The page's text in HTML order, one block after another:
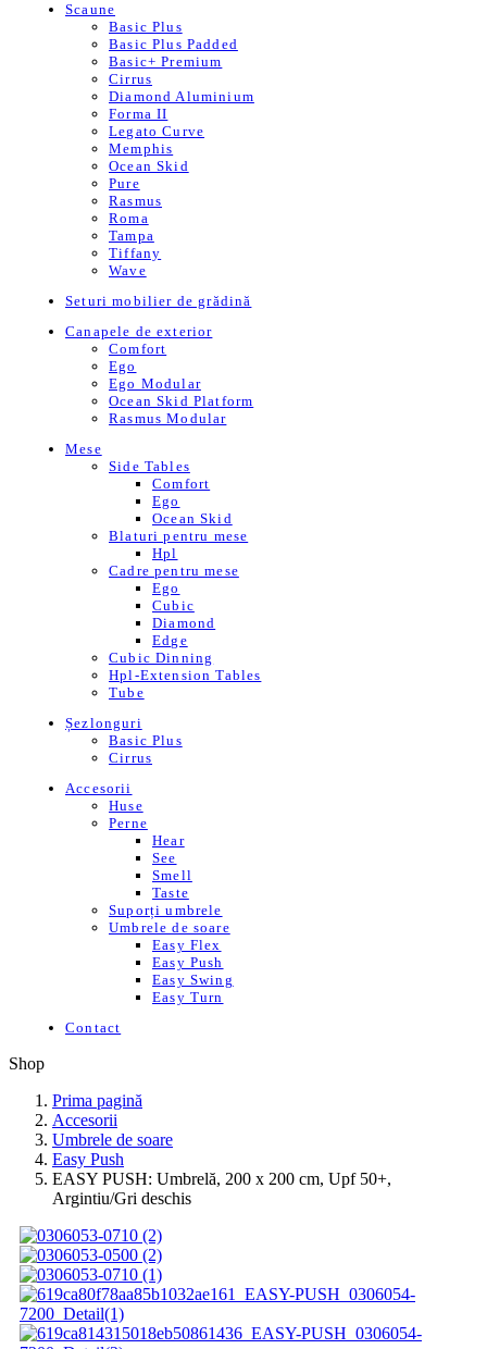
Scaune
Basic Plus
Basic Plus Padded
Basic+ Premium
Cirrus
Diamond Aluminium
Forma II
Legato Curve
Memphis
Ocean Skid
Pure
Rasmus
Roma
Tampa
Tiffany
Wave
Seturi mobilier de grădină
Canapele de exterior
Comfort
Ego
Ego Modular
Ocean Skid Platform
Rasmus Modular
Mese
Side Tables
Comfort
Ego
Ocean Skid
Blaturi pentru mese
Hpl
Cadre pentru mese
Ego
Cubic
Diamond
Edge
Cubic Dinning
Hpl-Extension Tables
Tube
Șezlonguri
Basic Plus
Cirrus
Accesorii
Huse
Perne
Hear
See
Smell
Taste
Suporți umbrele
Umbrele de soare
Easy Flex
Easy Push
Easy Swing
Easy Turn
Contact
Shop
Prima pagină
Accesorii
Umbrele de soare
Easy Push
EASY PUSH: Umbrelă, 200 x 200 cm, Upf 50+,
Argintiu/Gri deschis